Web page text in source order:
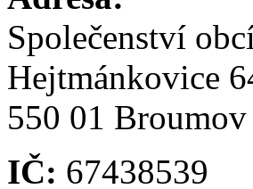
Společenství
Hejtmánkovice
550 01 Broumov
IČ: 67438539